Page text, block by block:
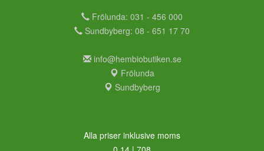
Frölunda: 031 - 456 000
Sundbyberg: 08 - 651 17 70
info@hembiobutiken.se
Frölunda
Sundbyberg
Alla priser inklusive moms